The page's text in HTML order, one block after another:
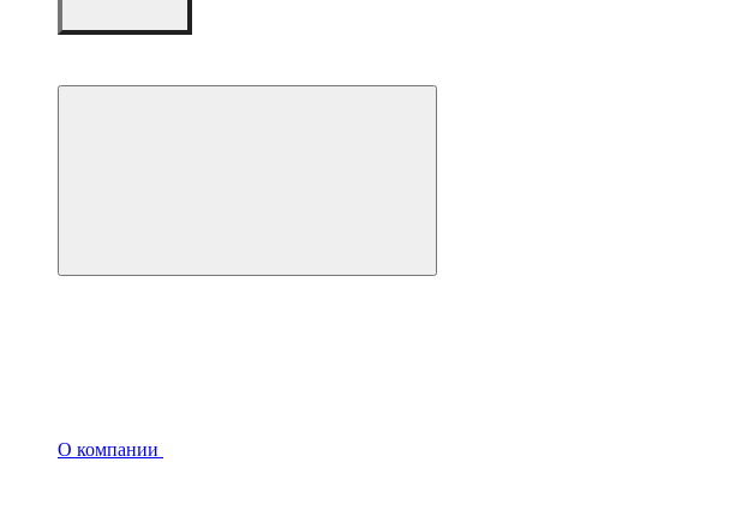
О компании